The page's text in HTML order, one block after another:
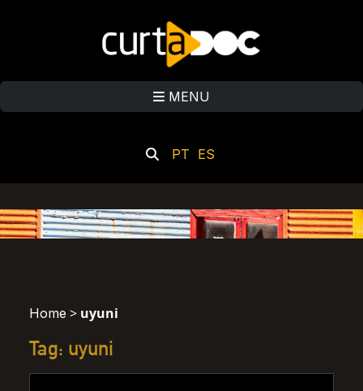
MENU
PT ES
Home > uyuni
Tag: uyuni